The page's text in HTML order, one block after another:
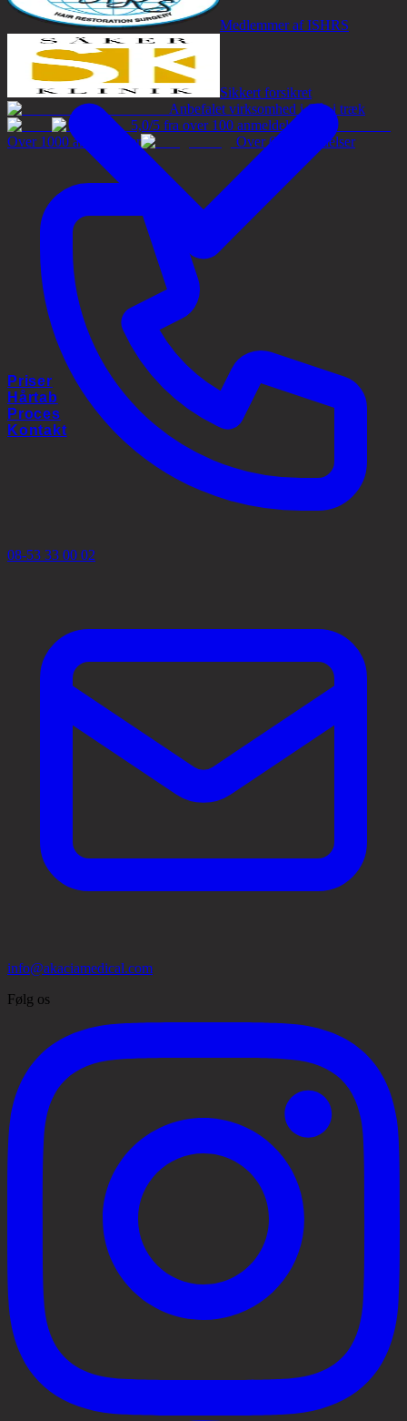
Priser
Hårtab
Proces
Kontakt
Medlemmer af ISHRS
Sikkert forsikret
Anbefalet virksomhed i 6 år i træk
5,0/5 fra over 100 anmeldelser
Over 1000 anmeldelser
Over 60 anmeldelser
08-53 33 00 02
info@akaciamedical.com
Følg os